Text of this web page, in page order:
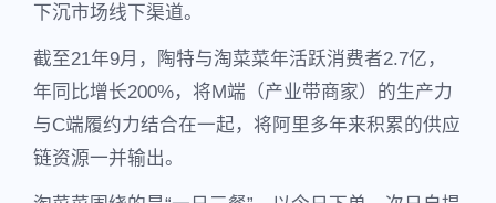
下沉市场线下渠道。
截至21年9月，陶特与淘菜菜年活跃消费者2.7亿，
年同比增长200%，将M端（产业带商家）的生产力
与C端履约力结合在一起，将阿里多年来积累的供应
链资源一并输出。